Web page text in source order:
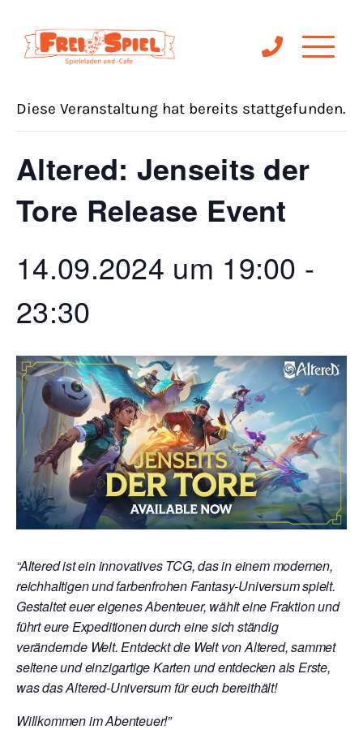
« Alle Veranstaltungen
Diese Veranstaltung hat bereits stattgefunden.
Altered: Jenseits der
Tore Release Event
14.09.2024 um 19:00 -
23:30
“Altered ist ein innovatives TCG, das in einem modernen,
reichhaltigen und farbenfrohen Fantasy-Universum spielt.
Gestaltet euer eigenes Abenteuer, wählt eine Fraktion und
führt eure Expeditionen durch eine sich ständig
verändernde Welt. Entdeckt die Welt von Altered, sammet
seltene und einzigartige Karten und entdecken als Erste,
was das Altered-Universum für euch bereithält!
Willkommen im Abenteuer!”